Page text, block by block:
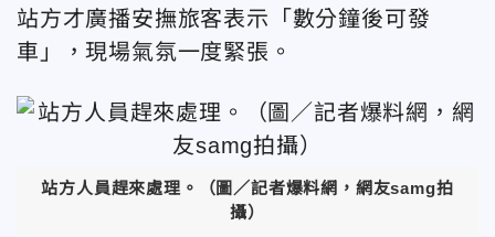
站方才廣播安撫旅客表示「數分鐘後可發
車」，現場氣氛一度緊張。
站方人員趕來處理。
（圖／記者爆料網，網友samg拍
攝）